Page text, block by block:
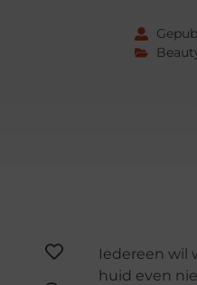
Iedereen wil
huid even